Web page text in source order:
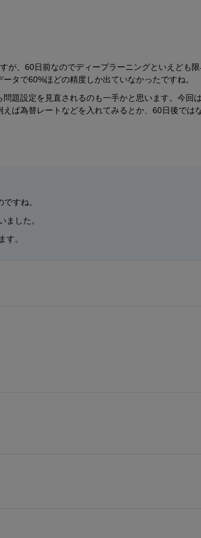
が、60日前なのでディープラーニングといえども
タで60%ほどの精度しか出ていなかったですね。
題設定を見直されるのも一手かと思います。今回
ば為替レートなどを入れてみるとか、60日後では
すね。
ました。
す。